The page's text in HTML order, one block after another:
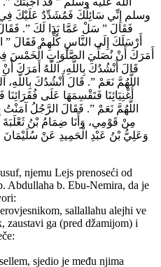
وسلم إِنِّي سَائِلُكَ فَمُشَدِّدٌ عَلَيْكَ
فَقَالَ ‏”‏ سَلْ عَمَّا بَدَا لَكَ ‏”‏‏.‏
أَرْسَلَكَ إِلَى النَّاسِ كُلِّهِمْ فَقَالَ ‏”‏
أَمَرَكَ أَنْ نُصَلِّيَ الصَّلَوَاتِ الْخَمْسَ فِي
قَالَ أَنْشُدُكَ بِاللَّهِ، آللَّهُ أَمَرَكَ
اللَّهُمَّ نَعَمْ ‏”‏‏.‏ قَالَ أَنْشُدُكَ
أَغْنِيَائِنَا فَتَقْسِمَهَا عَلَى
اللَّهُمَّ نَعَمْ ‏”‏‏.‏ فَقَالَ الرَّجُلُ
مِنْ قَوْمِي، وَأَنَا ضِمَامُ بْنُ
وَعَلِيُّ بْنُ عَبْدِ الْحَمِيدِ عَنْ
njemu Lejs prenoseći od
Abdullaha b. Ebu-Nemira, da je
sallallahu alejhi ve
zaustavi ga (pred džamijom) i
sjedio je među njima